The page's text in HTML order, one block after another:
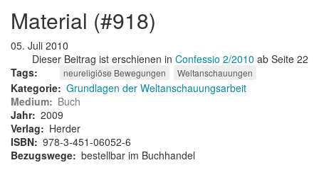
material (#918)
05. Juli 2010
Dieser Beitrag ist erschienen in Confessio 2/2010 ab Seite 22
Tags
neureligiöse Bewegungen Weltanschauungen
Kategorie Grundlagen der Weltanschauungsarbeit
Medium
Buch
Jahr 2009
Verlag
Herder
ISBN 978-3-451-06052-6
Bezugswege bestellbar im Buchhandel